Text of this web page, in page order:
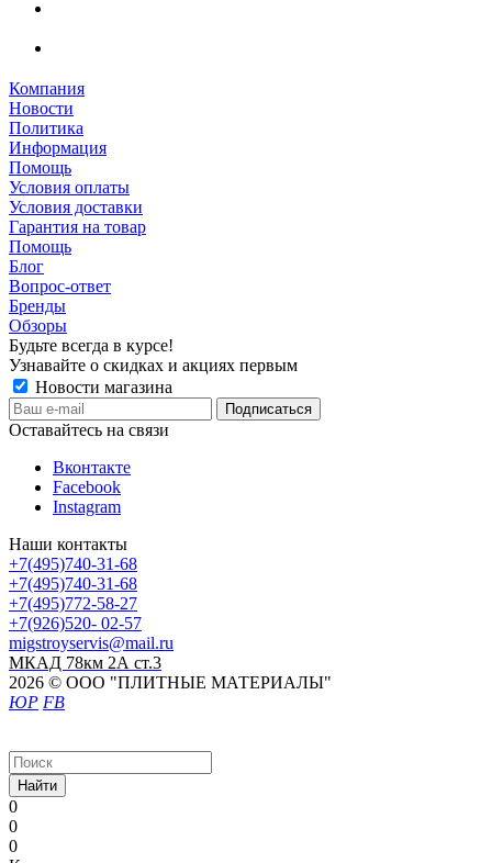
Компания
Новости
Политика
Информация
Помощь
Условия оплаты
Условия доставки
Гарантия на товар
Помощь
Блог
Вопрос-ответ
Бренды
Обзоры
Будьте всегда в курсе!
Узнавайте о скидках и акциях первым
Новости магазина
Оставайтесь на связи
Вконтакте
Facebook
Instagram
Наши контакты
+7(495)740-31-68
+7(495)740-31-68
+7(495)772-58-27
+7(926)520- 02-57
migstroyservis@mail.ru
МКАД 78км 2А ст.3
2026 © ООО "ПЛИТНЫЕ МАТЕРИАЛЫ"
ЮР FB
Найти
0
0
0